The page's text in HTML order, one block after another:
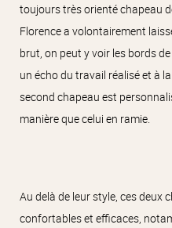
toujours très orienté chapeau
Florence a volontairement
brut, on peut y voir les bords
un écho du travail réalisé et à
second chapeau est
manière que celui en ramie.
Au delà de leur style, ces deux
confortables et efficaces,